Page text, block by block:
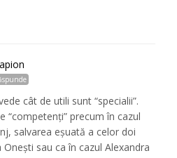
cât de utili sunt “specialii”.
“competenți” precum în cazul
salvarea eșuată a celor doi
sau ca în cazul Alexandra